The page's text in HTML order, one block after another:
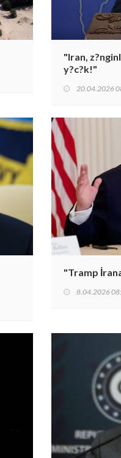
"Iran,
y?c?k!"
20.04.2026
"Tramp
8.04.2026